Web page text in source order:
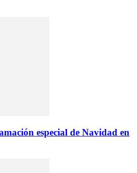
especial de Navidad en